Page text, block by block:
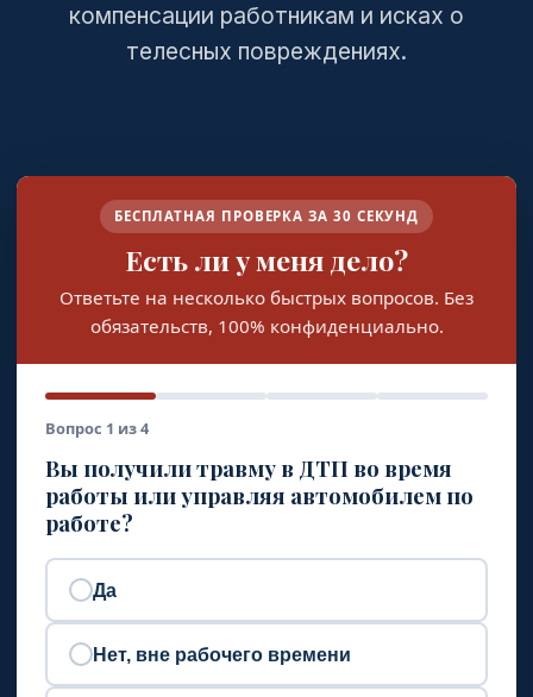
компенсации работникам и исках о
телесных повреждениях.
БЕСПЛАТНАЯ ПРОВЕРКА ЗА 30 СЕКУНД
Есть ли у меня дело?
Ответьте на несколько быстрых вопросов. Без
обязательств, 100% конфиденциально.
Вопрос 1 из 4
Вы получили травму в ДТП во время
работы или управляя автомобилем по
работе?
Да
Нет, вне рабочего времени